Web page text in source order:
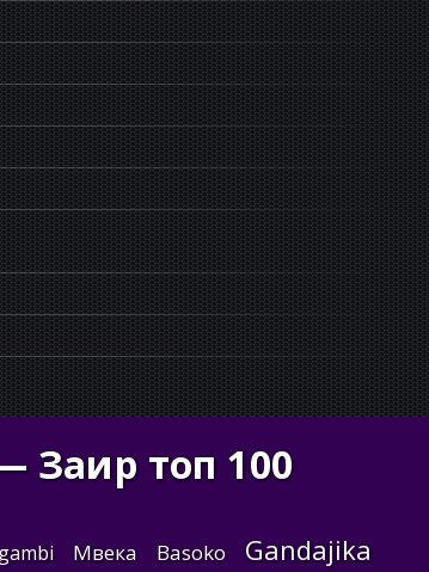
Заир топ 100
Мвека Basoko Gandajika